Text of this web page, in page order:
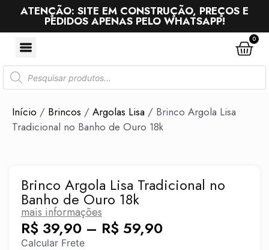
ATENÇÃO: SITE EM CONSTRUÇÃO, PREÇOS E
PEDIDOS APENAS PELO WHATSAPP!
0
Início / Brincos / Argolas Lisa / Brinco Argola Lisa
Tradicional no Banho de Ouro 18k
Brinco Argola Lisa Tradicional no
Banho de Ouro 18k
mais informações
R$ 39,90 – R$ 59,90
Calcular Frete